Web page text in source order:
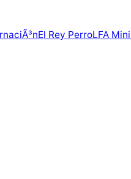
El Rey PerroLFA